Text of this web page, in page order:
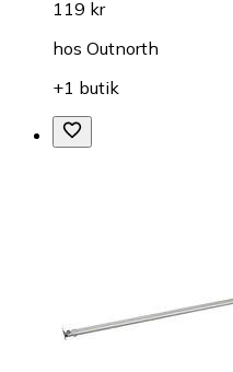
119 kr
hos Outnorth
+1 butik